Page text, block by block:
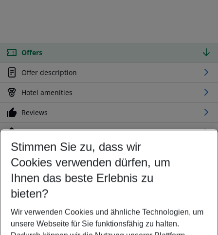
Offers
Offer description
Hotel amenities
Reviews
Location
Customize your offer
Find the perfect deal which suits your best
Your departure airport
Any airport
Select your date range
09/08/26–07/08/27 5-8 nights
Stimmen Sie zu, dass wir
Cookies verwenden dürfen, um
Ihnen das beste Erlebnis zu
bieten?
Wir verwenden Cookies und ähnliche Technologien, um
unsere Webseite für Sie funktionsfähig zu halten.